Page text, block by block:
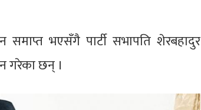
समाप्त भएसँगै पार्टी सभापति शेरबहादुर
गरेका छन् ।